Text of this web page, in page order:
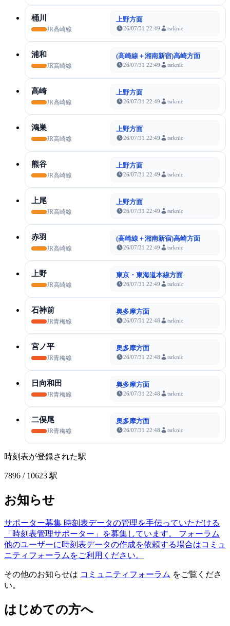
桶川
JR高崎線
上野方面
26/07/31 22:49 tsrknic
浦和
JR高崎線
(高崎線＋湘南新宿)高崎方面
26/07/31 22:49 tsrknic
高崎
JR高崎線
上野方面
26/07/31 22:49 tsrknic
鴻巣
JR高崎線
上野方面
26/07/31 22:49 tsrknic
熊谷
JR高崎線
上野方面
26/07/31 22:49 tsrknic
上尾
JR高崎線
上野方面
26/07/31 22:49 tsrknic
赤羽
JR高崎線
(高崎線＋湘南新宿)高崎方面
26/07/31 22:49 tsrknic
上野
JR高崎線
東京・東海道本線方面
26/07/31 22:49 tsrknic
石神前
JR青梅線
奥多摩方面
26/07/31 22:48 tsrknic
宮ノ平
JR青梅線
奥多摩方面
26/07/31 22:48 tsrknic
日向和田
JR青梅線
奥多摩方面
26/07/31 22:48 tsrknic
二俣尾
JR青梅線
奥多摩方面
26/07/31 22:48 tsrknic
時刻表が登録された駅
7896 / 10623 駅
お知らせ
サポーター募集 時刻表データの管理を手伝っていただける
「時刻表管理サポーター」を募集しています。
フォーラム
他のユーザーに時刻表データの作成を依頼する場合はコミュ
ニティフォーラムをご利用ください。
その他のお知らせは コミュニティフォーラム をご覧くださ
い。
はじめての方へ